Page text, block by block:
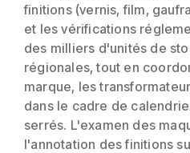
finitions (vernis, film,
et les vérifications
des milliers d'unités de
régionales, tout en
marque, les
dans le cadre de
serrés. L'examen des
l'annotation des finitions